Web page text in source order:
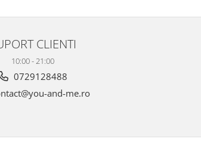
CLIENTI
10:00 - 21:00
0729128488
and-me.ro